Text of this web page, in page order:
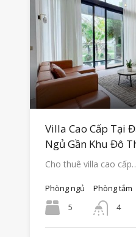
Villa Cao Cấp Tại
Ngủ Gần Khu Đô
Cho thuê villa cao
Phòng ngủ
5
Phòng tắm
4